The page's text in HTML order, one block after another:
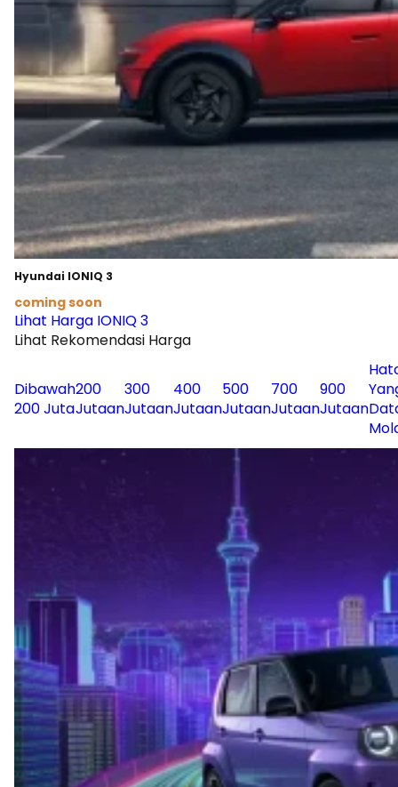
Hyundai IONIQ 3
coming soon
Lihat Harga IONIQ 3
Lihat Rekomendasi Harga
Dibawah
200 Juta
200
Jutaan
300
Jutaan
400
Jutaan
500
Jutaan
700
Jutaan
900
Jutaan